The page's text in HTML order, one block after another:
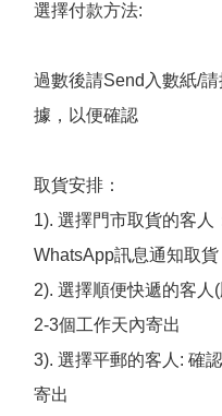
選擇付款方法:
過數後請Send入數紙/
據，以便確認
取貨安排：
1). 選擇門市取貨的客
WhatsApp訊息通知取貨
2). 選擇順便快遞的客人
2-3個工作天內寄出
3). 選擇平郵的客人: 確
寄出